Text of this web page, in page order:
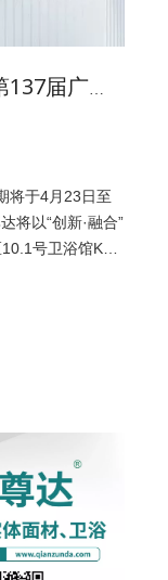
将于4月23日至
将以“创新·融合”
号卫浴馆K37
系列和精选卫浴
地感受我们的产
the Exhibition 中